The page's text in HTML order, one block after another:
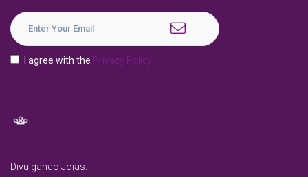
I agree with the Privacy Policy
Divulgando Joias.